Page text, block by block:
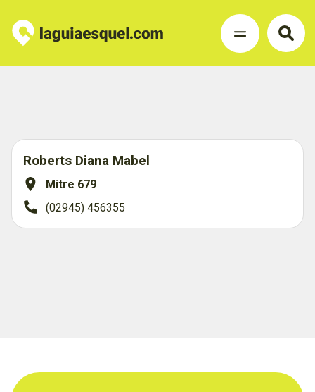
Roberts Diana Mabel
Mitre 679
(02945) 456355